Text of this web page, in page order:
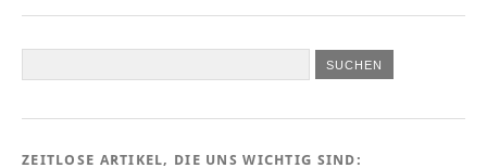
ZEITLOSE ARTIKEL, DIE UNS WICHTIG SIND: